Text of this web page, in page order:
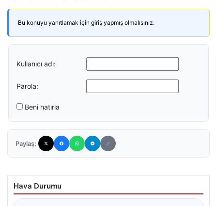
Bu konuyu yanıtlamak için giriş yapmış olmalısınız.
Kullanıcı adı:
Parola:
Beni hatırla
Paylaş:
Hava Durumu